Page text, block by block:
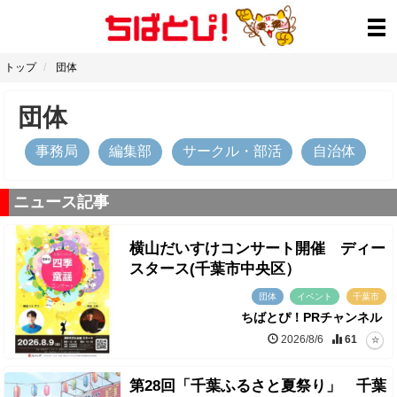
トップ 団体
団体
事務局 編集部 サークル・部活 自治体
ニュース記事
横山だいすけコンサート開催 ディー
スタース(千葉市中央区）
団体 イベント 千葉市
ちばとぴ！PRチャンネル
2026/8/6 61
第28回「千葉ふるさと夏祭り」 千葉